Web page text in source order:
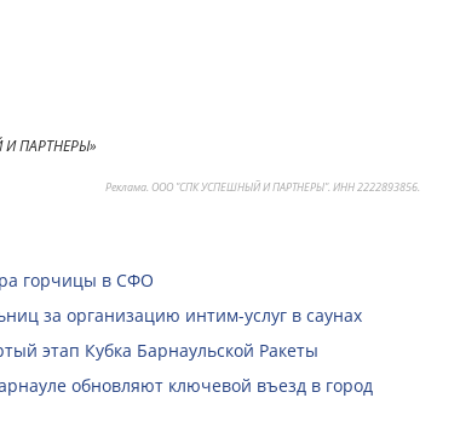
ПАРТНЕРЫ»
Реклама. ООО "СПК УСПЕШНЫЙ И ПАРТНЕРЫ". ИНН 2222893856.
горчицы в СФО
за организацию интим-услуг в саунах
этап Кубка Барнаульской Ракеты
обновляют ключевой въезд в город